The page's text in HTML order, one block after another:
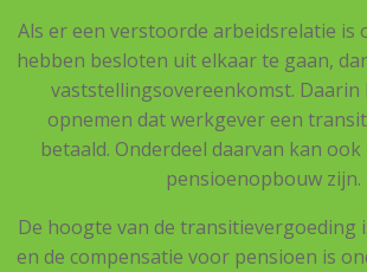
Als er een verstoorde arbeidsrelatie is
hebben besloten uit elkaar te gaan,
vaststellingsovereenkomst. Daarin
opnemen dat werkgever een
betaald. Onderdeel daarvan kan
pensioenopbouw zijn.
De hoogte van de transitievergoeding
en de compensatie voor pensioen is